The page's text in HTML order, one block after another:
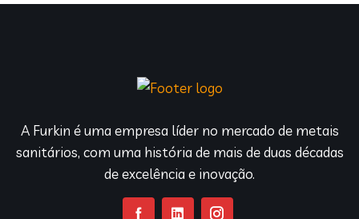
A Furkin é uma empresa líder no mercado de metais
sanitários, com uma história de mais de duas décadas
de excelência e inovação.